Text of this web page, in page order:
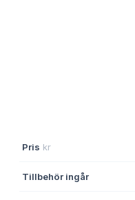
Pris kr
Tillbehör ingår